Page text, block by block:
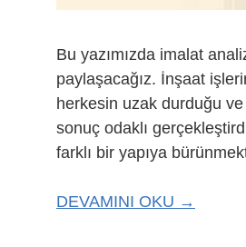
Bu yazımızda imalat
paylaşacağız. İnşaat
herkesin uzak durduğu
sonuç odaklı
farklı bir yapıya
DEVAMINI OKU →